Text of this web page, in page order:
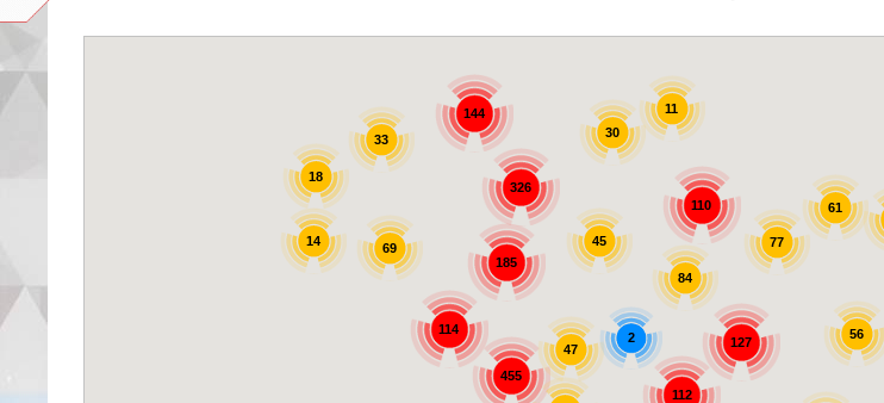
110
56
127
326
455
185
77
61
112
33
144
69
114
18
11
84
45
47
30
14
2